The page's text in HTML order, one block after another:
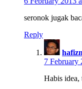
seronok jugak
Reply
7 February
Habis